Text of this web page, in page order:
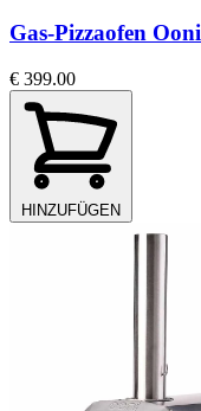
Gas-Pizzaofen
€ 399.00
HINZUFÜGEN